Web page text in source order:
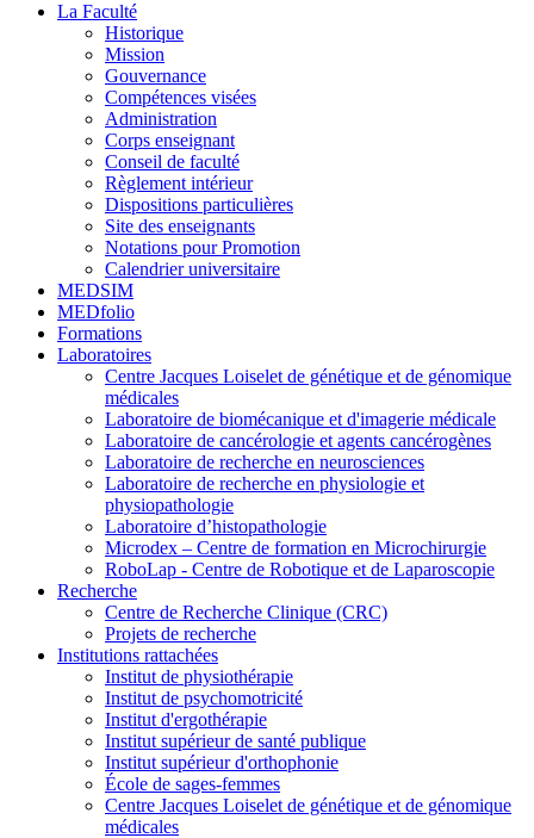
La Faculté
Historique
Mission
Gouvernance
Compétences visées
Administration
Corps enseignant
Conseil de faculté
Règlement intérieur
Dispositions particulières
Site des enseignants
Notations pour Promotion
Calendrier universitaire
MEDSIM
MEDfolio
Formations
Laboratoires
Centre Jacques Loiselet de génétique et de génomique
médicales
Laboratoire de biomécanique et d'imagerie médicale
Laboratoire de cancérologie et agents cancérogènes
Laboratoire de recherche en neurosciences
Laboratoire de recherche en physiologie et
physiopathologie
Laboratoire d’histopathologie
Microdex – Centre de formation en Microchirurgie
RoboLap - Centre de Robotique et de Laparoscopie
Recherche
Centre de Recherche Clinique (CRC)
Projets de recherche
Institutions rattachées
Institut de physiothérapie
Institut de psychomotricité
Institut d'ergothérapie
Institut supérieur de santé publique
Institut supérieur d'orthophonie
École de sages-femmes
Centre Jacques Loiselet de génétique et de génomique
médicales